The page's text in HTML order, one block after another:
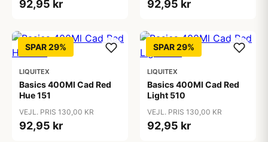
92,95 kr 92,95 kr
SPAR 29%
LIQUITEX
Basics 400Ml Cad Red
Hue 151
VEJL. PRIS 130,00 KR
92,95 kr
SPAR 29%
LIQUITEX
Basics 400Ml Cad Red
Light 510
VEJL. PRIS 130,00 KR
92,95 kr